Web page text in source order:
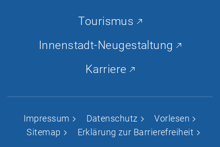
a
m
Tourismus
Innenstadt-Neugestaltung
Karriere
Impressum Datenschutz
Vorlesen
Sitemap
Erklärung zur Barrierefreiheit